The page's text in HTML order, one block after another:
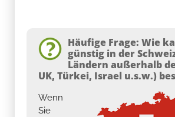
Häufige Frage: Wie
günstig in der
Ländern außerhalb
UK, Türkei, Israel u.s.w.)
Wenn
Sie